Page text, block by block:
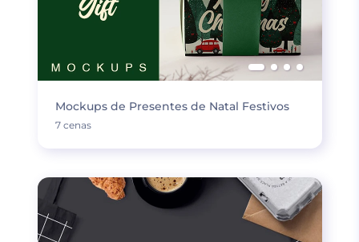
Mockups de Presentes de Natal Festivos
7 cenas